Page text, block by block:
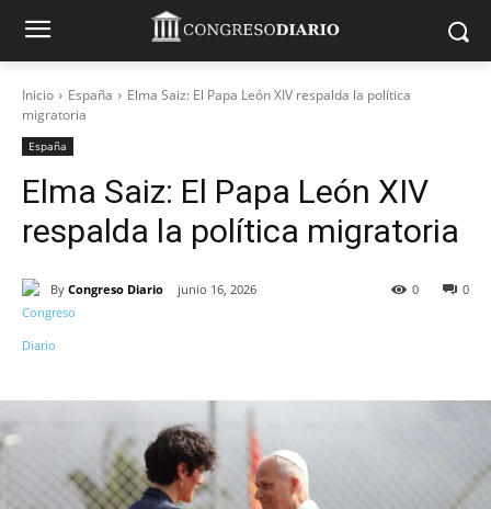
Inicio España
Elma Saiz: El Papa León XIV respalda la política
migratoria
España
Elma Saiz: El Papa León XIV
respalda la política migratoria
By Congreso Diario junio 16, 2026 0
0